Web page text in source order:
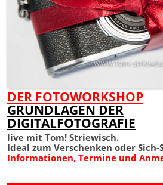
DER FOTOWORKSHOP
GRUNDLAGEN DER
DIGITALFOTOGRAFIE
live mit Tom! Striewisch.
Ideal zum Verschenken oder Sich-
Informationen, Termine und